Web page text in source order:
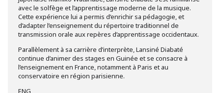
avec le solfège et l’apprentissage moderne de la musique.
Cette expérience lui a permis d’enrichir sa pédagogie, et
d’adapter l’enseignement du répertoire traditionnel de
transmission orale aux repères d’apprentissage occidentaux.
Parallèlement à sa carrière d’interprète, Lansiné Diabaté
continue d’animer des stages en Guinée et se consacre à
l’enseignement en France, notamment à Paris et au
conservatoire en région parisienne.
ENG